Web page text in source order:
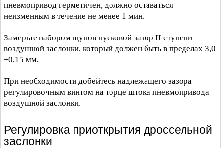
пневмопривод герметичен, должно оставаться
неизменным в течение не менее 1 мин.
Замерьте набором щупов пусковой зазор II ступени
воздушной заслонки, который должен быть в пределах 3,0
±0,15 мм.
При необходимости добейтесь надлежащего зазора
регулировочным винтом на торце штока пневмопривода
воздушной заслонки.
Регулировка приоткрытия дроссельной
заслонки